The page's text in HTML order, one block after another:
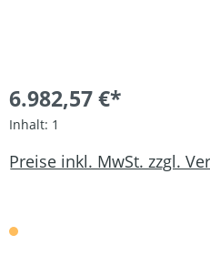
6.982,57 €*
Inhalt: 1
Preise inkl. MwSt. zzgl.